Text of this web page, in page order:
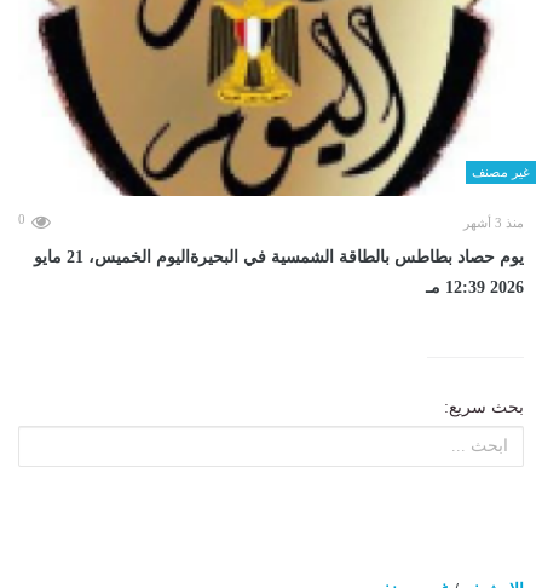
غير مصنف
منذ 3 أشهر 0
يوم حصاد بطاطس بالطاقة الشمسية في البحيرةاليوم الخميس، 21 مايو
2026 12:39 مـ
بحث سريع: